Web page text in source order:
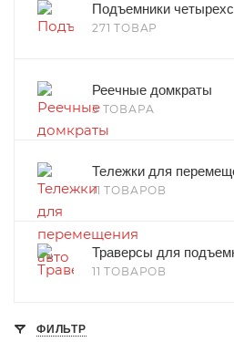
Подъемники
271 ТОВАР
Реечные домкраты
3 ТОВАРА
Тележки для
11 ТОВАРОВ
Траверсы для
11 ТОВАРОВ
ФИЛЬТР